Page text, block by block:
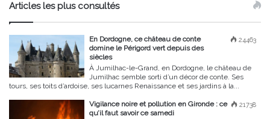
Articles les plus consultés
24463
En Dordogne, ce château de conte
domine le Périgord vert depuis des
siècles
À Jumilhac-le-Grand, en Dordogne, le château de
Jumilhac semble sorti d’un décor de conte. Ses
tours, ses toits d’ardoise, ses lucarnes Renaissance et ses jardins à la...
21738
Vigilance noire et pollution en Gironde : ce
qu’il faut savoir ce samedi